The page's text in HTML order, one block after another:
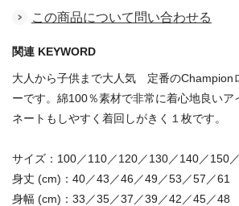
この商品について問い合わせる
関連 KEYWORD
大人から子供まで大人気 定番のChampion
ーです。綿100％素材で非常に着心地良いア
ネートもしやすく着回しがきく１枚です。
サイズ：100／110／120／130／140／150
身丈 (cm)：40／43／46／49／53／57／61
身幅 (cm)：33／35／37／39／42／45／48